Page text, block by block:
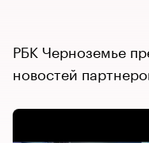
РБК Черноземье
новостей